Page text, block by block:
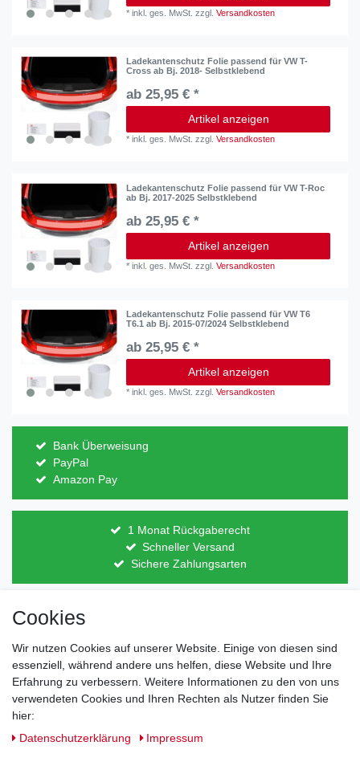
*inkl. ges. MwSt. zzgl.Versandkosten
Ladekantenschutz Folie passend für VW T-
Cross ab Bj. 2018- Selbstklebend
ab 25,95 € *
Artikel anzeigen
*inkl. ges. MwSt. zzgl.Versandkosten
Ladekantenschutz Folie passend für VW T-Roc
ab Bj. 2017-2025 Selbstklebend
ab 25,95 € *
Artikel anzeigen
*inkl. ges. MwSt. zzgl.Versandkosten
Ladekantenschutz Folie passend für VW T6
T6.1 ab Bj. 2015-07/2024 Selbstklebend
ab 25,95 € *
Artikel anzeigen
*inkl. ges. MwSt. zzgl.Versandkosten
Bank Überweisung
PayPal
Amazon Pay
1 Monat Rückgaberecht
Schneller Versand
Sichere Zahlungsarten
Direkt vom Hersteller
Lagerware
Cookies
Wir nutzen Cookies auf unserer Website. Einige von diesen sind
essenziell, während andere uns helfen, diese Website und Ihre
Erfahrung zu verbessern. Weitere Informationen zu den von uns
verwendeten Cookies und Ihren Rechten als Nutzer finden Sie
hier:
Daten­schutz­erklärung
Impressum